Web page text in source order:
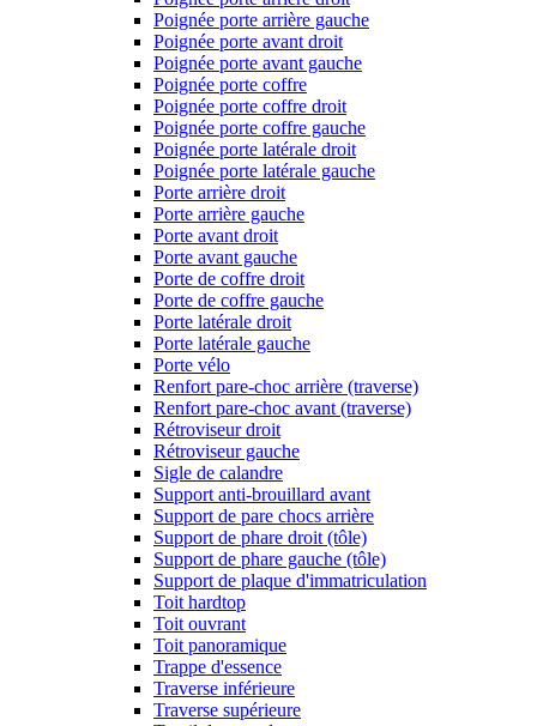
Poignée porte arrière gauche
Poignée porte avant droit
Poignée porte avant gauche
Poignée porte coffre
Poignée porte coffre droit
Poignée porte coffre gauche
Poignée porte latérale droit
Poignée porte latérale gauche
Porte arrière droit
Porte arrière gauche
Porte avant droit
Porte avant gauche
Porte de coffre droit
Porte de coffre gauche
Porte latérale droit
Porte latérale gauche
Porte vélo
Renfort pare-choc arrière (traverse)
Renfort pare-choc avant (traverse)
Rétroviseur droit
Rétroviseur gauche
Sigle de calandre
Support anti-brouillard avant
Support de pare chocs arrière
Support de phare droit (tôle)
Support de phare gauche (tôle)
Support de plaque d'immatriculation
Toit hardtop
Toit ouvrant
Toit panoramique
Trappe d'essence
Traverse inférieure
Traverse supérieure